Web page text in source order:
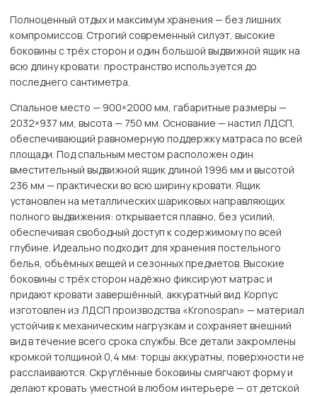
Полноценный отдых и максимум хранения — без лишних
компромиссов. Строгий современный силуэт, высокие
боковины с трёх сторон и один большой выдвижной ящик на
всю длину кровати: пространство используется до
последнего сантиметра.
Спальное место — 900×2000 мм, габаритные размеры —
2032×937 мм, высота — 750 мм. Основание — настил ЛДСП,
обеспечивающий равномерную поддержку матраса по всей
площади. Под спальным местом расположен один
вместительный выдвижной ящик длиной 1996 мм и высотой
236 мм — практически во всю ширину кровати. Ящик
установлен на металлических шариковых направляющих
полного выдвижения: открывается плавно, без усилий,
обеспечивая свободный доступ к содержимому по всей
глубине. Идеально подходит для хранения постельного
белья, объёмных вещей и сезонных предметов. Высокие
боковины с трёх сторон надёжно фиксируют матрас и
придают кровати завершённый, аккуратный вид. Корпус
изготовлен из ЛДСП производства «Kronospan» — материал
устойчив к механическим нагрузкам и сохраняет внешний
вид в течение всего срока службы. Все детали закромлены
кромкой толщиной 0,4 мм: торцы аккуратны, поверхности не
расслаиваются. Скруглённые боковины смягчают форму и
делают кровать уместной в любом интерьере — от детской